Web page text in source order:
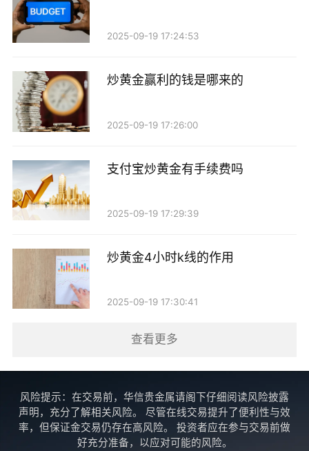
2025-09-19 17:24:53
炒黄金赢利的钱是哪来的
2025-09-19 17:26:00
支付宝炒黄金有手续费吗
2025-09-19 17:29:39
炒黄金4小时k线的作用
2025-09-19 17:30:41
查看更多
风险提示：在交易前，华信贵金属请阁下仔细阅读风险披露
声明，充分了解相关风险。 尽管在线交易提升了便利性与效
率，但保证金交易仍存在高风险。 投资者应在参与交易前做
好充分准备，以应对可能的风险。